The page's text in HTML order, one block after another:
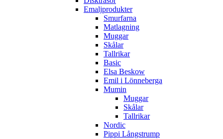
Emaljprodukter
Smurfarna
Matlagning
Muggar
Skålar
Tallrikar
Basic
Elsa Beskow
Emil i Lönneberga
Mumin
Muggar
Skålar
Tallrikar
Nordic
Pippi Långstrump